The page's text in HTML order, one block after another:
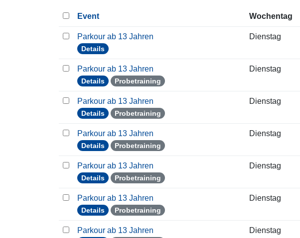
Event Wochentag
Parkour ab 13 Jahren
Details
Dienstag
Parkour ab 13 Jahren
Details Probetraining
Dienstag
Parkour ab 13 Jahren
Details Probetraining
Dienstag
Parkour ab 13 Jahren
Details Probetraining
Dienstag
Parkour ab 13 Jahren
Details Probetraining
Dienstag
Parkour ab 13 Jahren
Details Probetraining
Dienstag
Parkour ab 13 Jahren Dienstag